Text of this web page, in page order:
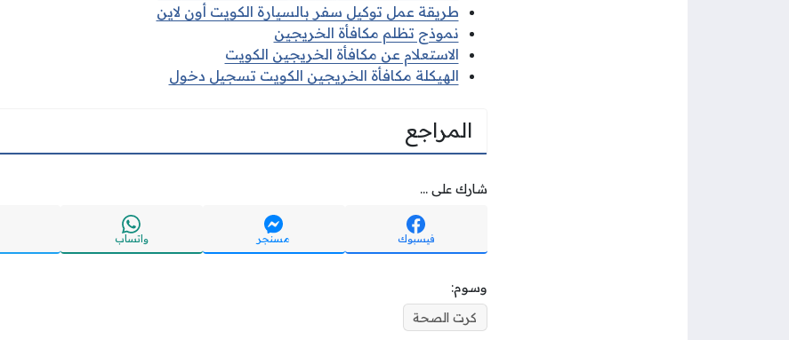
طريقة عمل توكيل سفر بالسيارة الكويت أون لاين
نموذج تظلم مكافأة الخريجين
الاستعلام عن مكافأة الخريجين الكويت
الهيكلة مكافأة الخريجين الكويت تسجيل دخول
المراجع
شارك على ...
فيسبوك مسنجر واتساب
وسوم:
كرت الصحة